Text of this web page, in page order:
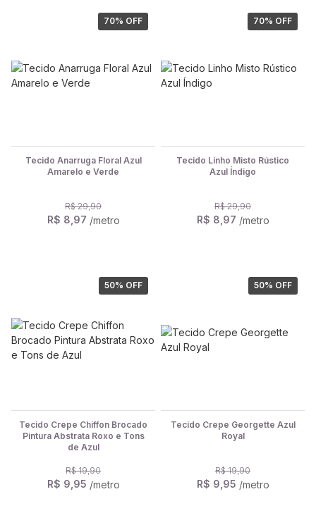
70% OFF
Tecido Anarruga Floral Azul
Amarelo e Verde
R$ 29,90
R$ 8,97 /metro
70% OFF
Tecido Linho Misto Rústico
Azul Índigo
R$ 29,90
R$ 8,97 /metro
50% OFF
Tecido Crepe Chiffon Brocado
Pintura Abstrata Roxo e Tons
de Azul
R$ 19,90
R$ 9,95 /metro
50% OFF
Tecido Crepe Georgette Azul
Royal
R$ 19,90
R$ 9,95 /metro